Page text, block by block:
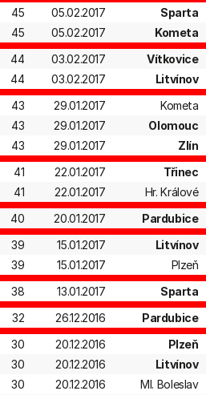
45
05.02.2017 Sparta
45
05.02.2017 Kometa
44
03.02.2017 Vítkovice
44
03.02.2017 Litvínov
43
29.01.2017 Kometa
43
29.01.2017 Olomouc
43
29.01.2017 Zlín
41
22.01.2017 Třinec
41
22.01.2017 Hr. Králové
40
20.01.2017 Pardubice
39
15.01.2017 Litvínov
39
15.01.2017 Plzeň
38
13.01.2017 Sparta
32
26.12.2016 Pardubice
30
20.12.2016 Plzeň
30
20.12.2016 Litvínov
30
20.12.2016 Ml. Boleslav